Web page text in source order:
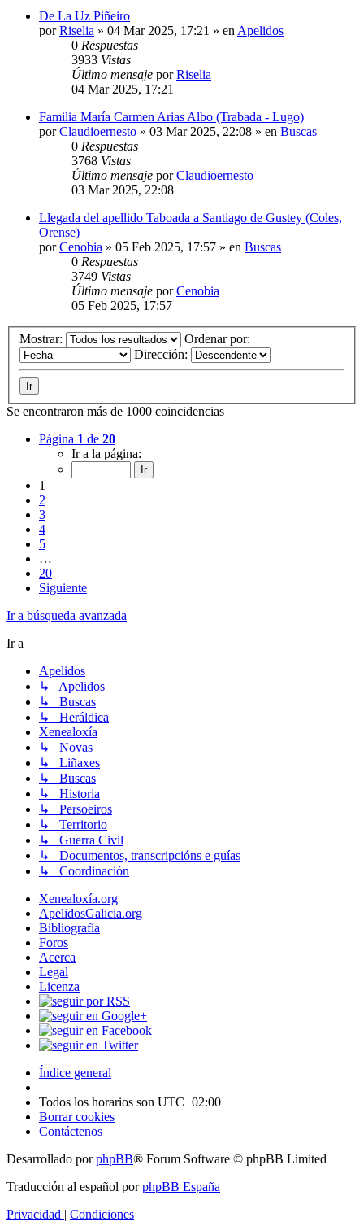
De La Uz Piñeiro
porRiselia » 04 Mar 2025, 17:21 » en Apelidos
0 Respuestas
3933 Vistas
Último mensaje porRiselia
04 Mar 2025, 17:21
Familia María Carmen Arias Albo (Trabada - Lugo)
porClaudioernesto » 03 Mar 2025, 22:08 » en Buscas
0 Respuestas
3768 Vistas
Último mensaje porClaudioernesto
03 Mar 2025, 22:08
Llegada del apellido Taboada a Santiago de Gustey (Coles,
Orense)
porCenobia » 05 Feb 2025, 17:57 » en Buscas
0 Respuestas
3749 Vistas
Último mensaje porCenobia
05 Feb 2025, 17:57
Mostrar:
Ordenar por:
Dirección:
Se encontraron más de 1000 coincidencias
Página 1 de 20
Ir a la página:
1
2
3
4
5
…
20
Siguiente
Ir a búsqueda avanzada
Ir a
Apelidos
↳ Apelidos
↳ Buscas
↳ Heráldica
Xenealoxía
↳ Novas
↳ Liñaxes
↳ Buscas
↳ Historia
↳ Persoeiros
↳ Territorio
↳ Guerra Civil
↳ Documentos, transcripcións e guías
↳ Coordinación
Xenealoxía.org
ApelidosGalicia.org
Bibliografía
Foros
Acerca
Legal
Licenza
Índice general
Todos los horarios son UTC+02:00
Borrar cookies
Contáctenos
Desarrollado porphpBB® Forum Software © phpBB Limited
Traducción al español porphpBB España
Privacidad
Condiciones